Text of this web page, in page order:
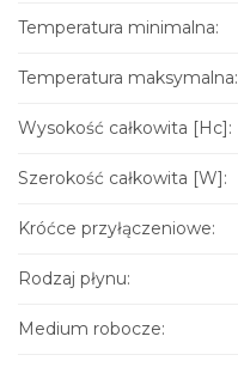
Temperatura minimalna:
Temperatura maksymalna:
Wysokość całkowita [Hc]:
Szerokość całkowita [W]:
Króćce przyłączeniowe:
Rodzaj płynu:
Medium robocze: